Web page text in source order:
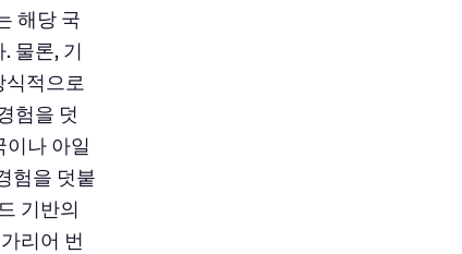
해당 국
물론, 기
적으로
험을 덧
이나 아일
험을 덧붙
기반의
리어 번